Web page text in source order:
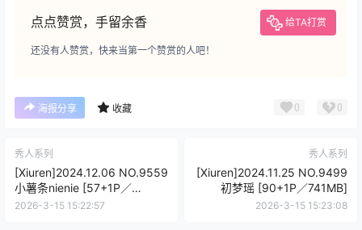
点点赞赏，手留余香 给TA打赏
还没有人赞赏，快来当第一个赞赏的人吧！
海报分享 收藏 0 0
秀人系列
[Xiuren]2024.12.06 NO.9559
小薯条nienie [57+1P／
653MB]
2026-3-15 15:22:57
秀人系列
[Xiuren]2024.11.25 NO.9499
初梦瑶 [90+1P／741MB]
2026-3-15 15:23:08